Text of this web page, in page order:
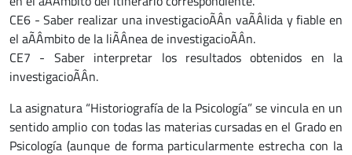
CE6 - Saber realizar una investigacioÃÂn vaÃÂlida y fiable en
el aÃÂmbito de la liÃÂnea de investigacioÃÂn.
CE7 - Saber interpretar los resultados obtenidos en la
investigacioÃÂn.
La asignatura “Historiografía de la Psicología” se vincula en un
sentido amplio con todas las materias cursadas en el Grado en
Psicología (aunque de forma particularmente estrecha con la